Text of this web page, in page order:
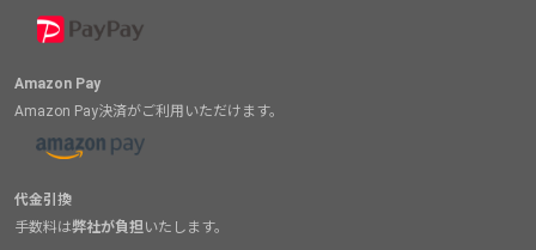
Amazon Pay
Amazon Pay決済がご利用いただけます。
代金引換
手数料は弊社が負担いたします。